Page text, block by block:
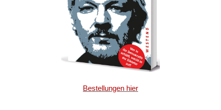
Bestellungen hier